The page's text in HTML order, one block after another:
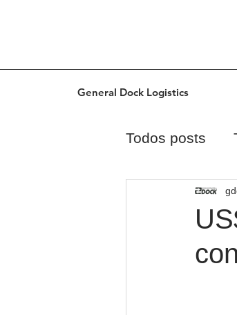
General Dock Logistics
Todos posts